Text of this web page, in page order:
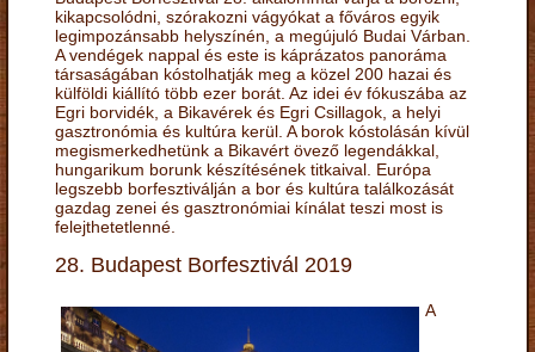
kikapcsolódni, szórakozni vágyókat a főváros egyik
legimpozánsabb helyszínén, a megújuló Budai Várban.
A vendégek nappal és este is káprázatos panoráma
társaságában kóstolhatják meg a közel 200 hazai és
külföldi kiállító több ezer borát. Az idei év fókuszába az
Egri borvidék, a Bikavérek és Egri Csillagok, a helyi
gasztronómia és kultúra kerül. A borok kóstolásán kívül
megismerkedhetünk a Bikavért övező legendákkal,
hungarikum borunk készítésének titkaival. Európa
legszebb borfesztiválján a bor és kultúra találkozását
gazdag zenei és gasztronómiai kínálat teszi most is
felejthetetlenné.
28. Budapest Borfesztivál 2019
A